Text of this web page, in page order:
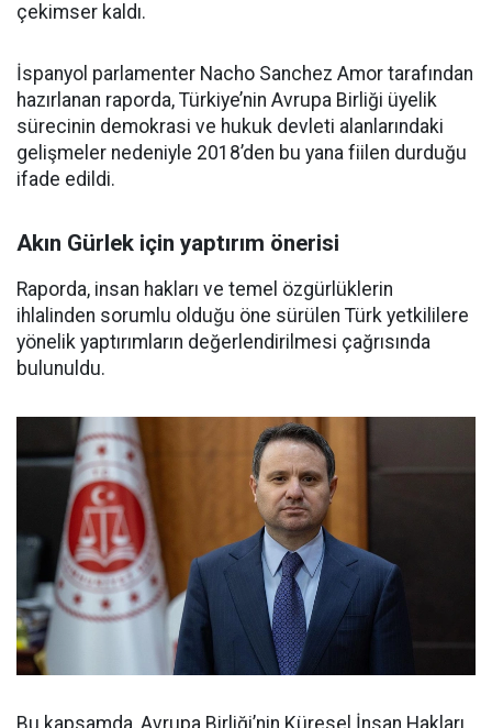
çekimser kaldı.
İspanyol parlamenter Nacho Sanchez Amor tarafından
hazırlanan raporda, Türkiye’nin Avrupa Birliği üyelik
sürecinin demokrasi ve hukuk devleti alanlarındaki
gelişmeler nedeniyle 2018’den bu yana fiilen durduğu
ifade edildi.
Akın Gürlek için yaptırım önerisi
Raporda, insan hakları ve temel özgürlüklerin
ihlalinden sorumlu olduğu öne sürülen Türk yetkililere
yönelik yaptırımların değerlendirilmesi çağrısında
bulunuldu.
Bu kapsamda, Avrupa Birliği’nin Küresel İnsan Hakları